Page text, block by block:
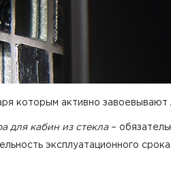
которым активно завоевывают
для кабин из стекла–
эксплуатационного срока.